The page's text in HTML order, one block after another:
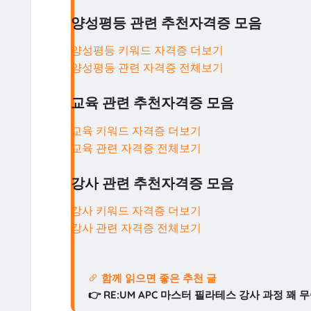
양성평등 관련 추천자격증 모음
양성평등 키워드 자격증 더보기
양성평등 관련 자격증 전체보기
교육 관련 추천자격증 모음
교육 키워드 자격증 더보기
교육 관련 자격증 전체보기
강사 관련 추천자격증 모음
강사 키워드 자격증 더보기
강사 관련 자격증 전체보기
함께 읽으면 좋은 추천 글
👉 RE:UM APC 마스터 필라테스 강사 과정 꽤